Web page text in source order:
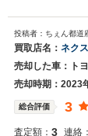
投稿者：ちぇん都道
買取店名： ネク
売却した車：ト
売却時期：2023
総合評価 3
査定額： 3 連絡：